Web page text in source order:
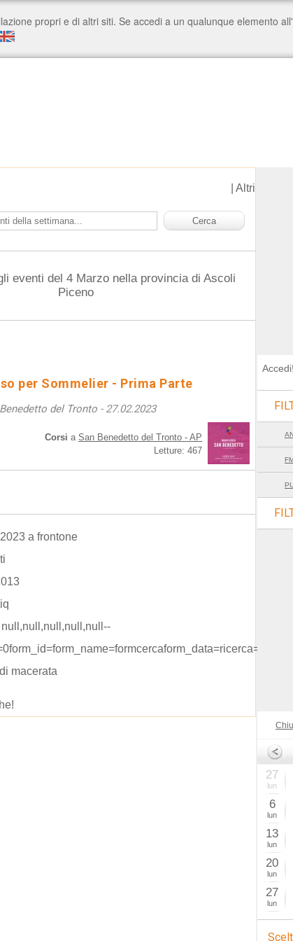
Altri
eventi del 4 Marzo nella provincia di Ascoli
Piceno
per Sommelier - Prima Parte
del Tronto - 27.02.2023
Corsi a San Benedetto del Tronto - AP
Letture: 467
a frontone
macerata
Accedi!
27
lun
6
lun
13
lun
20
lun
27
lun